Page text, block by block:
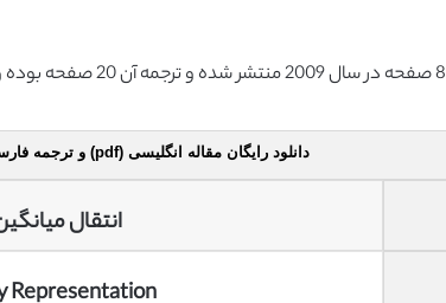
دانلود رایگان مقاله انگلیسی (pdf) و ترجمه فارسی (pdf + word)
انتقال
Representation